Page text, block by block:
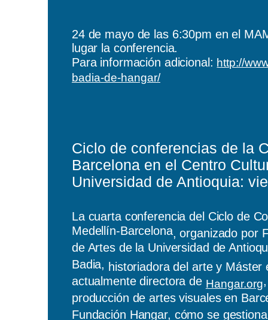
24 de mayo de las 6:30pm en el
lugar la conferencia.
Para información adicional: http://
badia-de-hangar/
Ciclo de conferencias de la
Barcelona en el Centro
Universidad de Antioquia:
La cuarta conferencia del Ciclo de
Medellín-Barcelona, organizado por
de Artes de la Universidad de
Badia, historiadora del arte y Máster
actualmente directora de Hangar.org
producción de artes visuales en
Fundación Hangar, cómo se